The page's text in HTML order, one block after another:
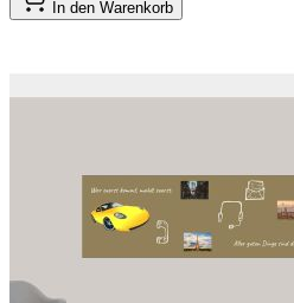
In den Warenkorb